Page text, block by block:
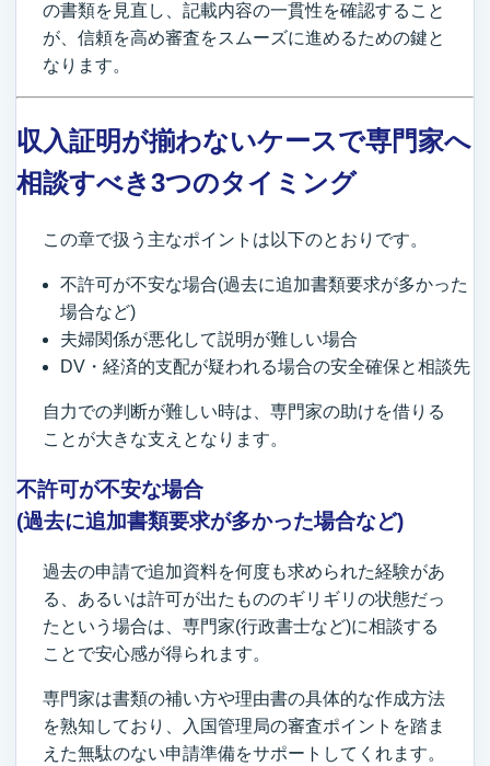
の書類を見直し、記載内容の一貫性を確認すること
が、信頼を高め審査をスムーズに進めるための鍵と
なります。
収入証明が揃わないケースで専門家へ
相談すべき3つのタイミング
この章で扱う主なポイントは以下のとおりです。
不許可が不安な場合(過去に追加書類要求が多かった
場合など)
夫婦関係が悪化して説明が難しい場合
DV・経済的支配が疑われる場合の安全確保と相談先
自力での判断が難しい時は、専門家の助けを借りる
ことが大きな支えとなります。
不許可が不安な場合
(過去に追加書類要求が多かった場合など)
過去の申請で追加資料を何度も求められた経験があ
る、あるいは許可が出たもののギリギリの状態だっ
たという場合は、専門家(行政書士など)に相談する
ことで安心感が得られます。
専門家は書類の補い方や理由書の具体的な作成方法
を熟知しており、入国管理局の審査ポイントを踏ま
えた無駄のない申請準備をサポートしてくれます。